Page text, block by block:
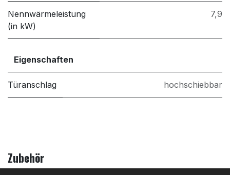
Nennwärmeleistung
(in kW)
7,9
Eigenschaften
Türanschlag hochschiebbar
Zubehör